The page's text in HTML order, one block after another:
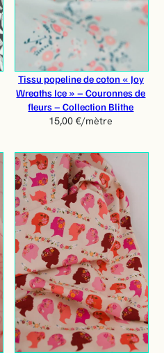
Tissu popeline de coton « Joy
Wreaths Ice » – Couronnes de
fleurs – Collection Blithe
15,00€/mètre